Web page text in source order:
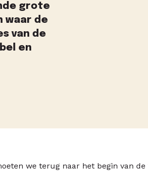
grote
waar de
van de
en
we terug naar het begin van de